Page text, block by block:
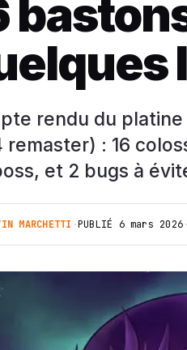
rendu du
remaster) : 16
et 2 bugs à
MARCHETTI ·PUBLIÉ 6 mars 2026·